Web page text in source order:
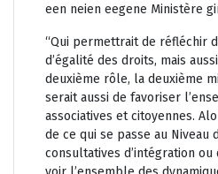
een neien eegene Ministère
“Qui permettrait de réfléchir
d’égalité des droits, mais
deuxième rôle, la deuxième
serait aussi de favoriser
associatives et citoyennes.
de ce qui se passe au Niveau
consultatives d’intégration